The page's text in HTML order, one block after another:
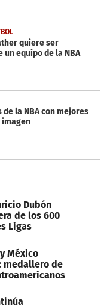
quiere ser
equipo de la NBA
de la NBA con mejores
Dubón
de los 600
Ligas
México
medallero de